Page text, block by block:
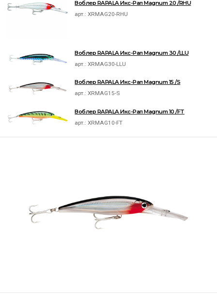
Воблер RAPALA Икс-Рап Magnum 20 /RHU
арт.:XRMAG20-RHU
Воблер RAPALA Икс-Рап Magnum 30 /LLU
арт.:XRMAG30-LLU
Воблер RAPALA Икс-Рап Magnum 15 /S
арт.:XRMAG15-S
Воблер RAPALA Икс-Рап Magnum 10 /FT
арт.:XRMAG10-FT